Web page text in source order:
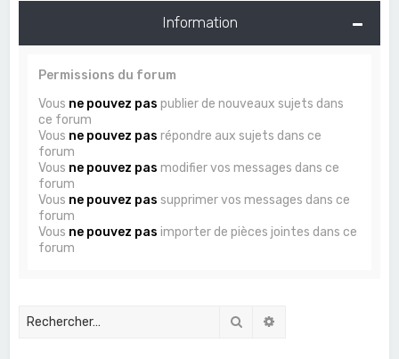
Information
Permissions du forum
Vous ne pouvez pas publier de nouveaux sujets dans
ce forum
Vous ne pouvez pas répondre aux sujets dans ce
forum
Vous ne pouvez pas modifier vos messages dans ce
forum
Vous ne pouvez pas supprimer vos messages dans ce
forum
Vous ne pouvez pas importer de pièces jointes dans ce
forum
Rechercher